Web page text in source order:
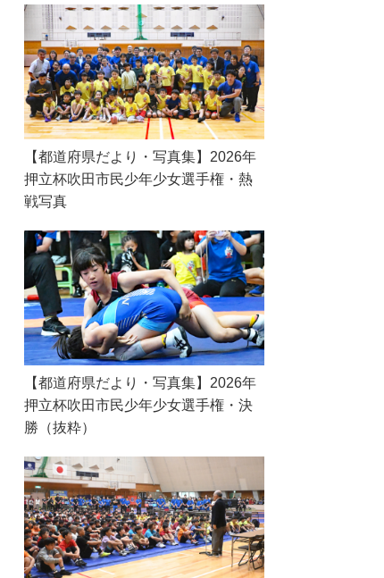
【都道府県だより・写真集】2026年
押立杯吹田市民少年少女選手権・熱
戦写真
【都道府県だより・写真集】2026年
押立杯吹田市民少年少女選手権・決
勝（抜粋）